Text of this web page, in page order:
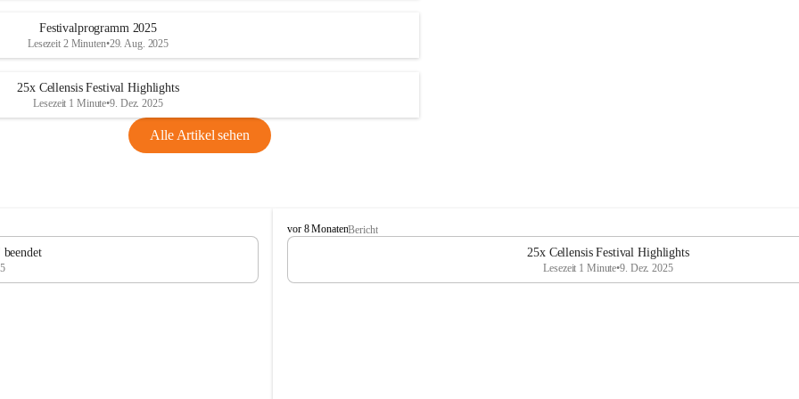
Festivalprogramm 2025
Lesezeit 2 Minuten•29. Aug. 2025
25x Cellensis Festival Highlights
Lesezeit 1 Minute•9. Dez. 2025
Alle Artikel sehen
C
e
l
vor 8 MonatenBericht
25x Cellensis Festival Highlights
Lesezeit 1 Minute•9. Dez. 2025